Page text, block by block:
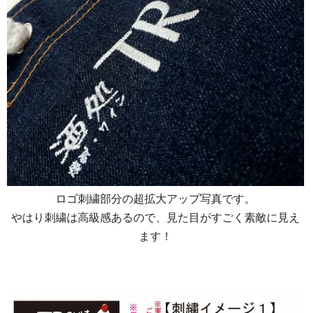
ロゴ刺繍部分の超拡大アップ写真です。
やはり刺繍は高級感あるので、見た目がすごく素敵に見え
ます！